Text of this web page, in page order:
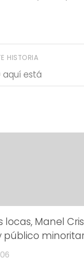
HISTORIA
aquí está
locas, Manel Cris
público